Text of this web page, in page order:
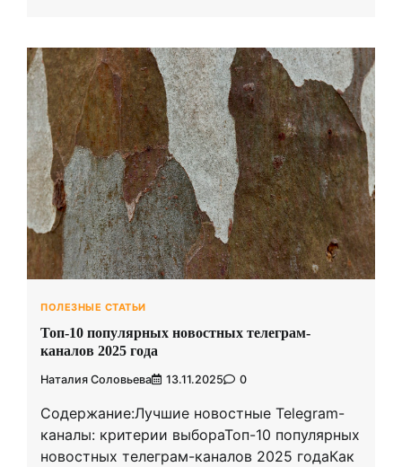
ПОЛЕЗНЫЕ СТАТЬИ
Топ-10 популярных новостных телеграм-
каналов 2025 года
Наталия Соловьева 13.11.2025 0
Содержание:Лучшие новостные Telegram-
каналы: критерии выбораТоп-10 популярных
новостных телеграм-каналов 2025 годаКак